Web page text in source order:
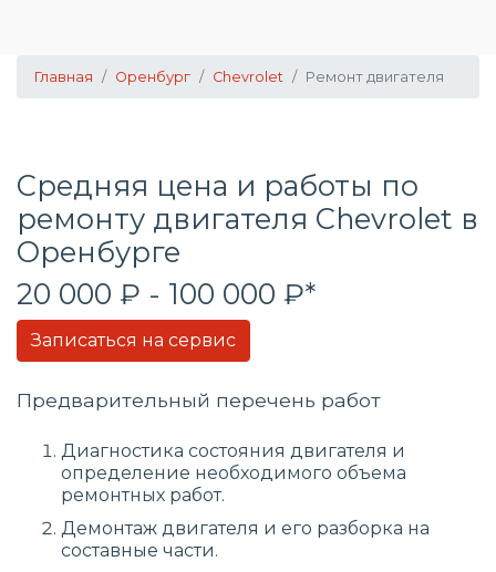
Главная Оренбург Chevrolet Ремонт двигателя
Средняя цена и работы по
ремонту двигателя Chevrolet в
Оренбурге
20 000 ₽ - 100 000 ₽*
Записаться на сервис
Предварительный перечень работ
Диагностика состояния двигателя и
определение необходимого объема
ремонтных работ.
Демонтаж двигателя и его разборка на
составные части.